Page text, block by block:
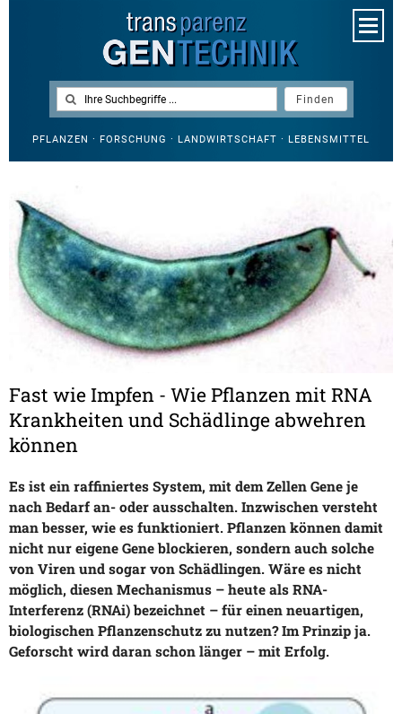
PFLANZEN · FORSCHUNG · LANDWIRTSCHAFT · LEBENSMITTEL
Fast wie Impfen - Wie Pflanzen mit RNA
Krankheiten und Schädlinge abwehren
können
Es ist ein raffiniertes System, mit dem Zellen Gene je
nach Bedarf an- oder ausschalten. Inzwischen versteht
man besser, wie es funktioniert. Pflanzen können damit
nicht nur eigene Gene blockieren, sondern auch solche
von Viren und sogar von Schädlingen. Wäre es nicht
möglich, diesen Mechanismus – heute als RNA-
Interferenz (RNAi) bezeichnet – für einen neuartigen,
biologischen Pflanzenschutz zu nutzen? Im Prinzip ja.
Geforscht wird daran schon länger – mit Erfolg.